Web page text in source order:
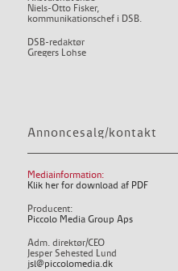
Niels-Otto Fisker,
kommunikationschef i DSB.
DSB-redaktør
Gregers Lohse
Annoncesalg/kontakt
Mediainformation:
Klik her for download af PDF
Producent:
Piccolo Media Group Aps
Adm. direktør/CEO
Jesper Sehested Lund
jsl@piccolomedia.dk